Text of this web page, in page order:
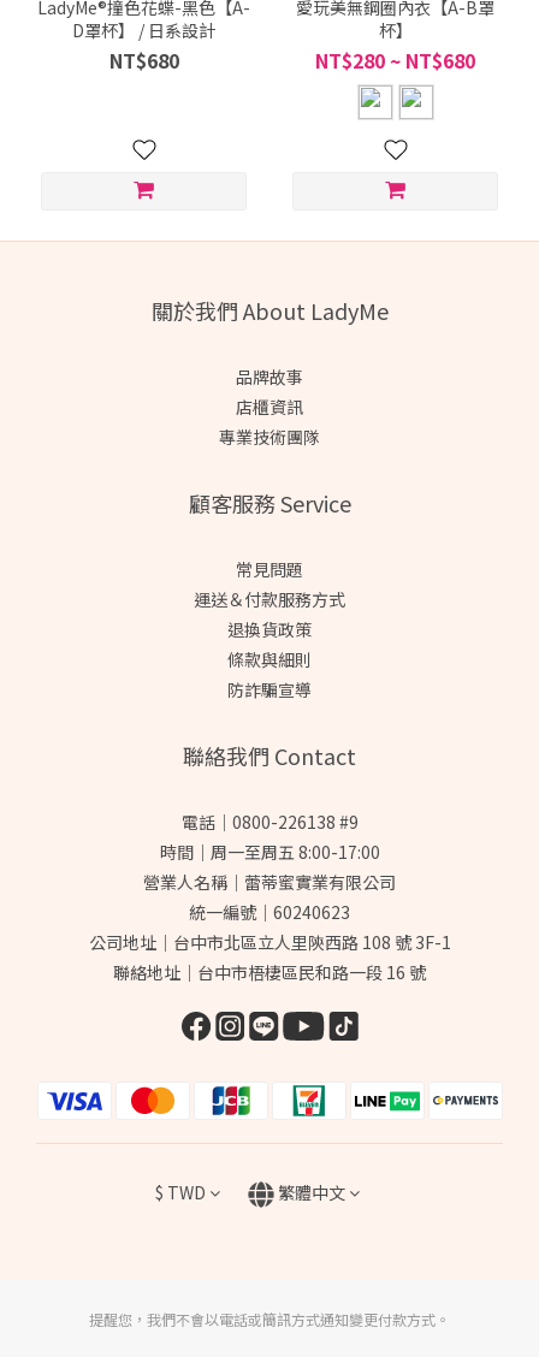
LadyMe®撞色花蝶-黑色【A-
D罩杯】 / 日系設計
NT$680
愛玩美無鋼圈內衣【A-B罩
杯】
NT$280 ~ NT$680
關於我們 About LadyMe
品牌故事
店櫃資訊
專業技術團隊
顧客服務 Service
常見問題
運送＆付款服務方式
退換貨政策
條款與細則
防詐騙宣導
聯絡我們 Contact
電話｜0800-226138 #9
時間｜周一至周五 8:00-17:00
營業人名稱｜蕾蒂蜜實業有限公司
統一編號｜60240623
公司地址｜台中市北區立人里陝西路 108 號 3F-1
聯絡地址｜台中市梧棲區民和路一段 16 號
$ TWD 繁體中文
提醒您，我們不會以電話或簡訊方式通知變更付款方式。